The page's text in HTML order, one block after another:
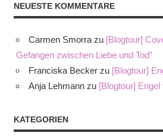
NEUESTE KOMMENTARE
Carmen Smorra zu [Blogtour]
Gefangen zwischen Liebe und Tod”
Franciska Becker zu [Blogtour]
Anja Lehmann zu [Blogtour]
KATEGORIEN